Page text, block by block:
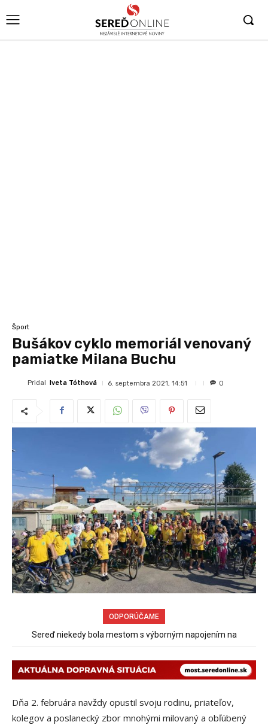
Šport
Bušákov cyklo memoriál venovaný
pamiatke Milana Buchu
Pridal Iveta Tóthová 6. septembra 2021, 14:51 0
ODPORÚČAME
Spor rybárov o rybársky revír pokračuje
Dňa 2. februára navždy opustil svoju rodinu, priateľov,
kolegov a poslanecký zbor mnohými milovaný a obľúbený